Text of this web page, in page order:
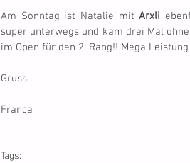
Am Sonntag ist Natalie mit Arxli
super unterwegs und kam drei Mal
im Open für den 2. Rang!! Mega
Gruss
Franca
Tags: